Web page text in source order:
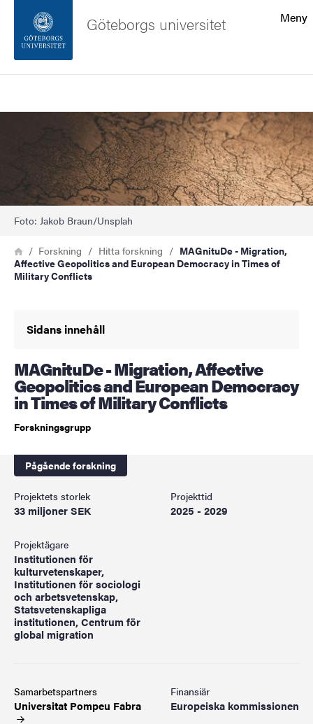
Sidfoten
Om webbplatsen
Meny
Göteborgs universitet
Bild
Foto: Jakob Braun/Unsplah
Länkstig
HemForskning Hitta forskning
MAGnituDe - Migration,
Affective Geopolitics and European Democracy in Times of
Military Conflicts
Sidans innehåll
MAGnituDe - Migration, Affective
Geopolitics and European Democracy
in Times of Military Conflicts
Forskningsgrupp
Pågående forskning
Projektets storlek
33 miljoner SEK
Projekttid
2025 - 2029
Projektägare
Institutionen för
kulturvetenskaper,
Institutionen för sociologi
och arbetsvetenskap,
Statsvetenskapliga
institutionen, Centrum för
global migration
Samarbetspartners
Universitat Pompeu Fabra
Finansiär
Europeiska kommissionen